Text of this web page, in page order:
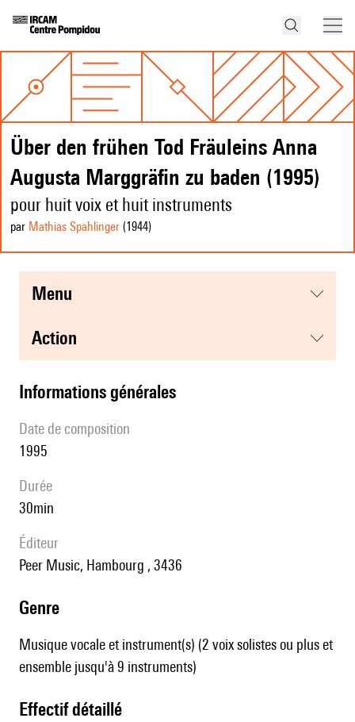
Über den frühen Tod Fräuleins Anna
Augusta Marggräfin zu baden (1995)
pour huit voix et huit instruments
par Mathias Spahlinger (1944)
menu
action
informations générales
date de composition
1995
durée
30min
éditeur
Peer Music, Hambourg , 3436
genre
Musique vocale et instrument(s) (2 voix solistes ou plus et
ensemble jusqu'à 9 instruments)
effectif détaillé